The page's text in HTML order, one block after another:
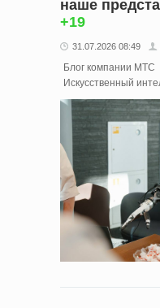
наше
+19
31.07.2026 08:49
Блог компании МТС
Искусственный